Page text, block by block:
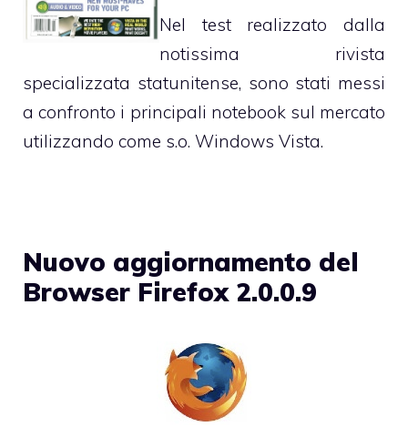
Nel test realizzato dalla
notissima rivista
specializzata statunitense, sono stati messi
a confronto i principali notebook sul mercato
utilizzando come s.o. Windows Vista.
Nuovo aggiornamento del
Browser Firefox 2.0.0.9